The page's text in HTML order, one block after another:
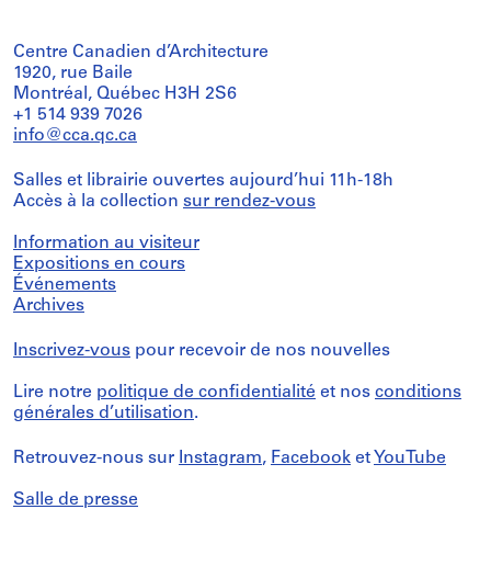
Centre Canadien d’Architecture
1920, rue Baile
Montréal, Québec H3H 2S6
+1 514 939 7026
info@cca.qc.ca
Salles et librairie ouvertes aujourd’hui 11h-18h
Accès à la collection sur rendez-vous
Information au visiteur
Expositions en cours
Événements
Archives
Inscrivez-vous pour recevoir de nos nouvelles
Lire notre politique de confidentialité et nos conditions
générales d’utilisation.
Retrouvez-nous sur Instagram, Facebook et YouTube
Salle de presse